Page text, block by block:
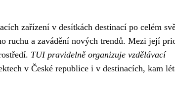
zařízení v desítkách destinací po celém
ruchu a zavádění nových trendů. Mezi její
TUI pravidelně organizuje vzdělávací
v České republice i v destinacích, kam